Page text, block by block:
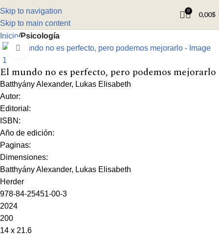
Skip to navigation
Skip to main content
0 0,00$
Inicio Psicología
Click to enlarge
El mundo no es perfecto, pero podemos mejorarlo
Batthyány Alexander, Lukas Elisabeth
Autor:
Editorial:
ISBN:
Año de edición:
Paginas:
Dimensiones:
Batthyány Alexander, Lukas Elisabeth
Herder
978-84-25451-00-3
2024
200
14 x 21.6